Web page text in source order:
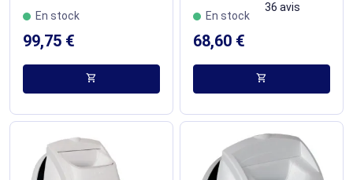
En stock
99,75 €
shopping_cart
36 avis
En stock
68,60 €
shopping_cart